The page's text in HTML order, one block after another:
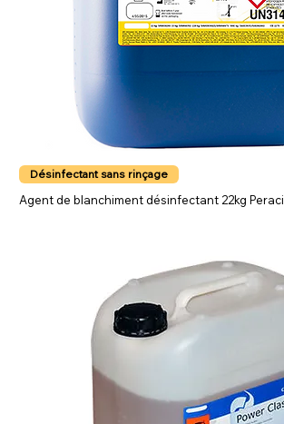
Désinfectant sans rinçage
Agent de blanchiment désinfectant 22kg